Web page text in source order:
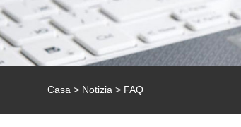
Casa > Notizia > FAQ